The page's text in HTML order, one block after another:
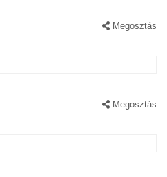
Megosztás
Megosztás